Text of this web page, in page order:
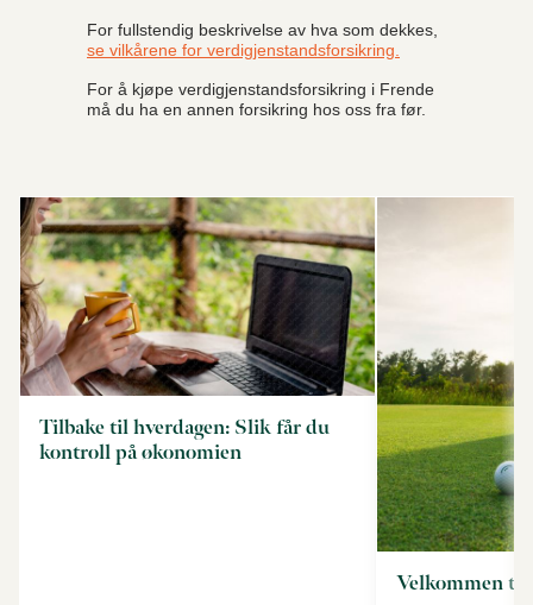
For fullstendig beskrivelse av hva som dekkes,
se vilkårene for verdigjenstandsforsikring.
For å kjøpe verdigjenstandsforsikring i Frende
må du ha en annen forsikring hos oss fra før.
Tilbake til hverdagen: Slik får du
kontroll på økonomien
Velkommen til